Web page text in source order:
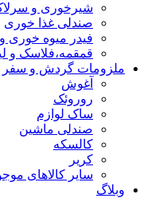
شیرخوری و
صندلی غذا خوری
فیدر میوه
قمقمه،فلاسک و
ملزومات گردش و سفر
آغوش
روروئک
ساک لوازم
صندلی ماشین
کالسکه
کریر
سایر کالاهای
وبلاگ